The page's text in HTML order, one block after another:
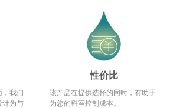
，我们
计为与
性价比
该产品在提供选择的同时，有助于
为您的科室控制成本。